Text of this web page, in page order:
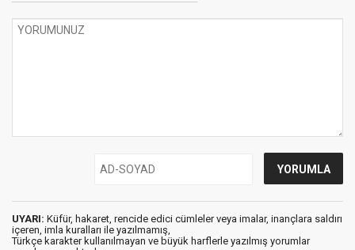
UYARI: Küfür, hakaret, rencide edici cümleler veya imalar, inançlara saldırı
içeren, imla kuralları ile yazılmamış,
Türkçe karakter kullanılmayan ve büyük harflerle yazılmış yorumlar